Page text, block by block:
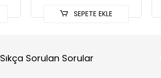
SEPETE EKLE
Sıkça Sorulan Sorular